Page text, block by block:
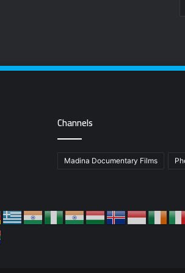
Channels
Madina Documentary Films